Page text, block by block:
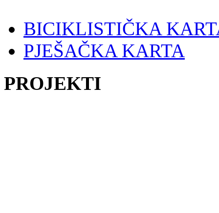
BICIKLISTIČKA
PJEŠAČKA KARTA
PROJEKTI